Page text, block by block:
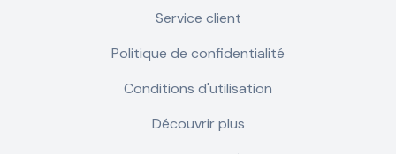
Service client
Politique de confidentialité
Conditions d'utilisation
Découvrir plus